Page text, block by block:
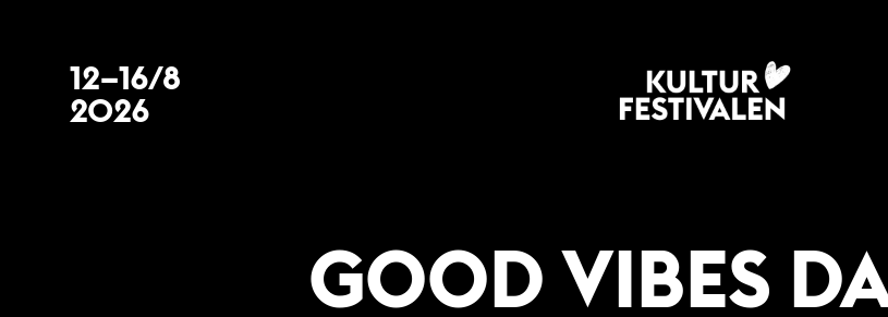
12–16/8
2026
GOOD VIBES